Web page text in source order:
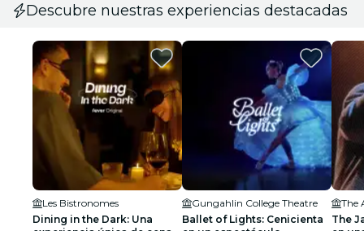
Descubre nuestras experiencias destacadas
Les Bistronomes
Dining in the Dark: Una
Gungahlin College Theatre
Ballet of Lights: Cenicienta
The
The